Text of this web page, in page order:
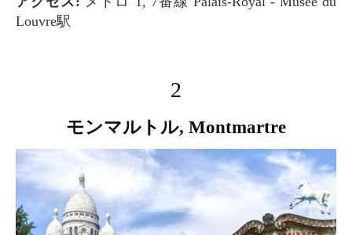
Louvre駅
2
モンマルトル, Montmartre